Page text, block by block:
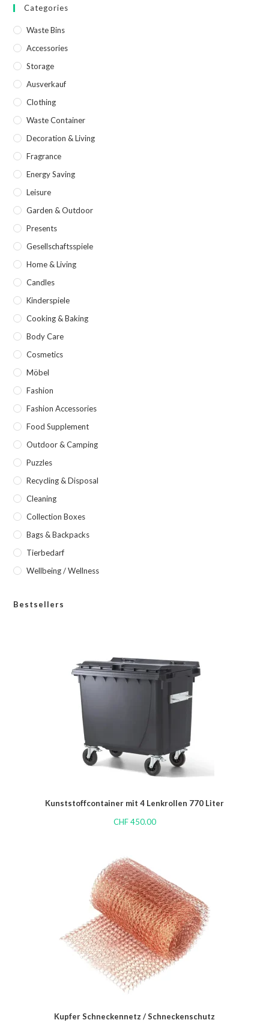
Categories
Waste Bins
Accessories
Storage
Ausverkauf
Clothing
Waste Container
Decoration & Living
Fragrance
Energy Saving
Leisure
Garden & Outdoor
Presents
Gesellschaftsspiele
Home & Living
Candles
Kinderspiele
Cooking & Baking
Body Care
Cosmetics
Möbel
Fashion
Fashion Accessories
Food Supplement
Outdoor & Camping
Puzzles
Recycling & Disposal
Cleaning
Collection Boxes
Bags & Backpacks
Tierbedarf
Wellbeing / Wellness
Bestsellers
Kunststoffcontainer mit 4 Lenkrollen 770 Liter
CHF450.00
Kupfer Schneckennetz / Schneckenschutz